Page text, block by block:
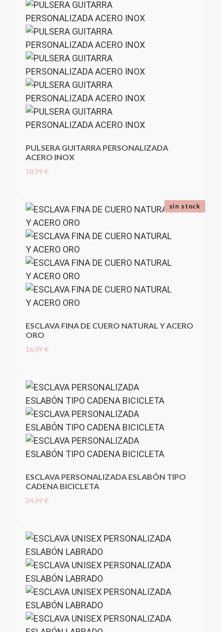
PULSERA GUITARRA PERSONALIZADA
ACERO INOX
18,99 €
ESCLAVA FINA DE CUERO NATURAL Y ACERO
ORO
16,99 €
sin stock
ESCLAVA PERSONALIZADA ESLABÓN TIPO
CADENA BICICLETA
24,99 €